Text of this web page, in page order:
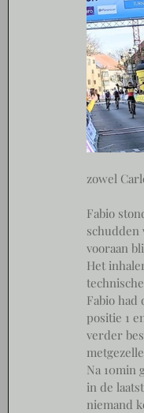
zowel
Fabio
schudden
vooraan
Het
Fabio
positie 1
verder
Na 10min
in de
niemand